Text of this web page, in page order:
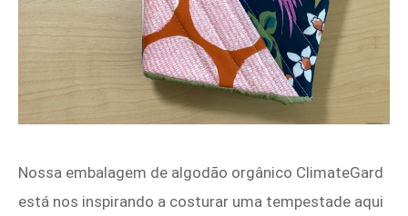
Nossa embalagem de algodão orgânico ClimateGard
está nos inspirando a costurar uma tempestade aqui